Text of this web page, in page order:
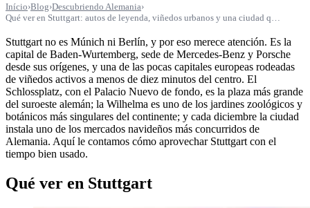
Início›Blog›Descubriendo Alemania›
Qué ver en Stuttgart: autos de leyenda, viñedos urbanos y una ciudad q…
Stuttgart no es Múnich ni Berlín, y por eso merece atención. Es la
capital de Baden-Wurtemberg, sede de Mercedes-Benz y Porsche
desde sus orígenes, y una de las pocas capitales europeas rodeadas
de viñedos activos a menos de diez minutos del centro. El
Schlossplatz, con el Palacio Nuevo de fondo, es la plaza más grande
del suroeste alemán; la Wilhelma es uno de los jardines zoológicos y
botánicos más singulares del continente; y cada diciembre la ciudad
instala uno de los mercados navideños más concurridos de
Alemania. Aquí le contamos cómo aprovechar Stuttgart con el
tiempo bien usado.
Qué ver en Stuttgart